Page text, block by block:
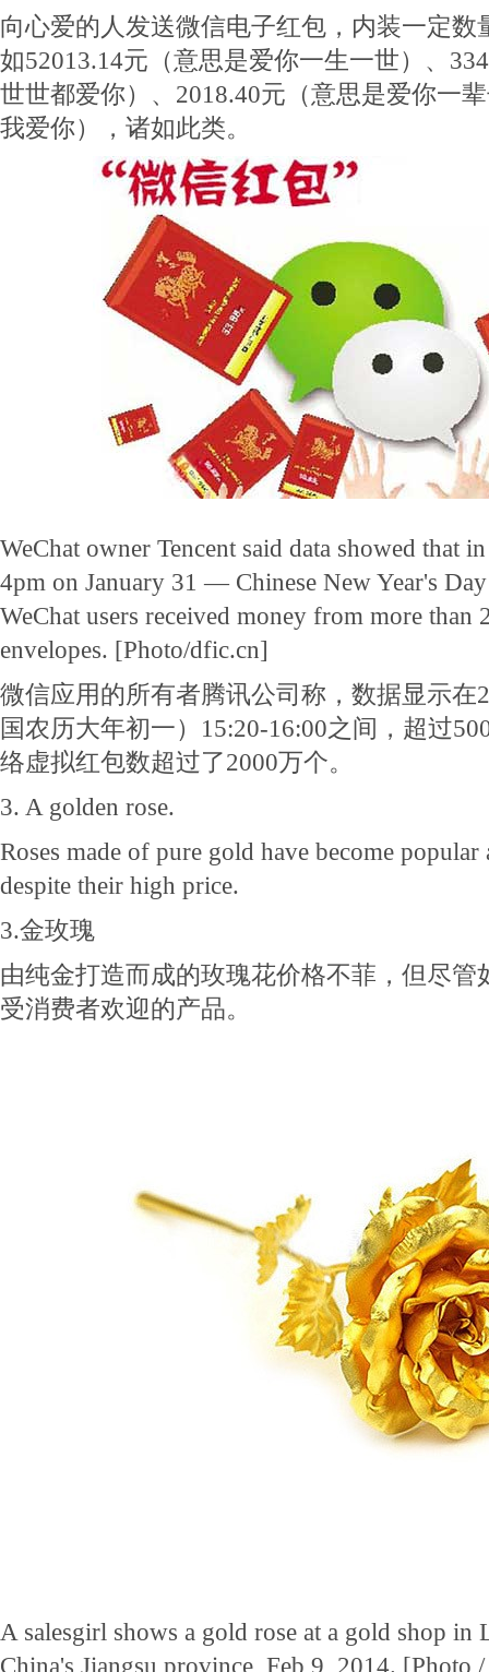
向心爱的人发送微信电子红包，内装一定数
如52013.14元（意思是爱你一生一世）、
世世都爱你）、2018.40元（意思是爱你一
我爱你），诸如此类。
WeChat owner Tencent said data showed that
4pm on January 31 — Chinese New Year's
WeChat users received money from more
envelopes. [Photo/dfic.cn]
微信应用的所有者腾讯公司称，数据显示在
国农历大年初一）15:20-16:00之间，超过
络虚拟红包数超过了2000万个。
3. A golden rose.
Roses made of pure gold have become popular
despite their high price.
3.金玫瑰
由纯金打造而成的玫瑰花价格不菲，但尽管
受消费者欢迎的产品。
A salesgirl shows a gold rose at a gold shop in
China's Jiangsu province, Feb 9, 2014. [Photo